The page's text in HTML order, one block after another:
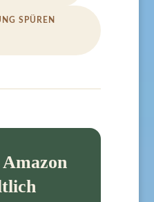
SPÜREN